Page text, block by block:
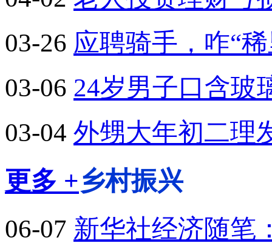
03-26 应聘骑手，咋“
03-06 24岁男子口含
03-04 外甥大年初二理
更多 +乡村振兴
06-07 新华社经济随笔